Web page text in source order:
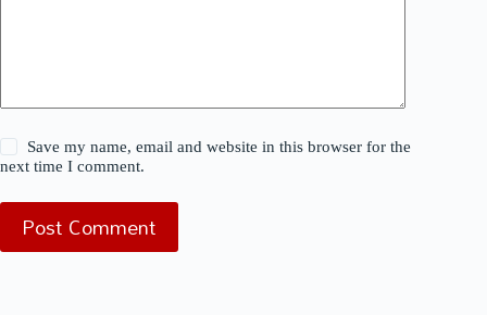
Save my name, email and website in this browser for the
next time I comment.
Post Comment